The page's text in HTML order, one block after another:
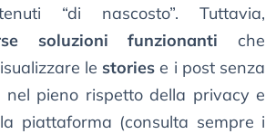
“di nascosto”. Tuttavia,
soluzioni funzionanti che
le stories e i post senza
nel pieno rispetto della privacy e
piattaforma (consulta sempre i